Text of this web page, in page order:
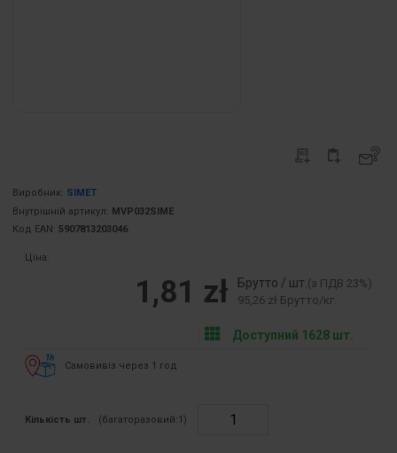
Виробник: SIMET
Внутрішній артикул: MVP032SIME
Код EAN: 5907813203046
Ціна:
1,81 zł Брутто / шт.(з ПДВ 23%)
95,26 zł Брутто/кг.
Доступний 1628 шт.
Самовивіз через 1 год
Кількість шт. (багаторазовий:1 )